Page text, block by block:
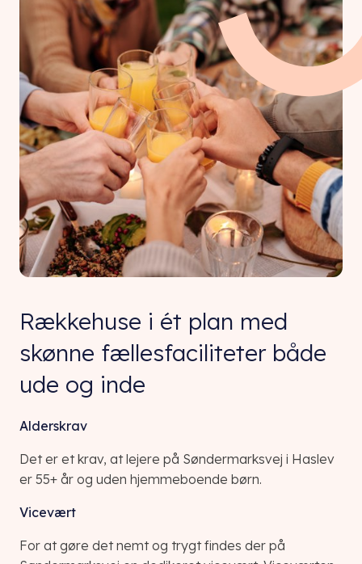
Rækkehuse i ét plan med
skønne fællesfaciliteter både
ude og inde
Alderskrav
Det er et krav, at lejere på Søndermarksvej i Haslev
er 55+ år og uden hjemmeboende børn.
Vicevært
For at gøre det nemt og trygt findes der på